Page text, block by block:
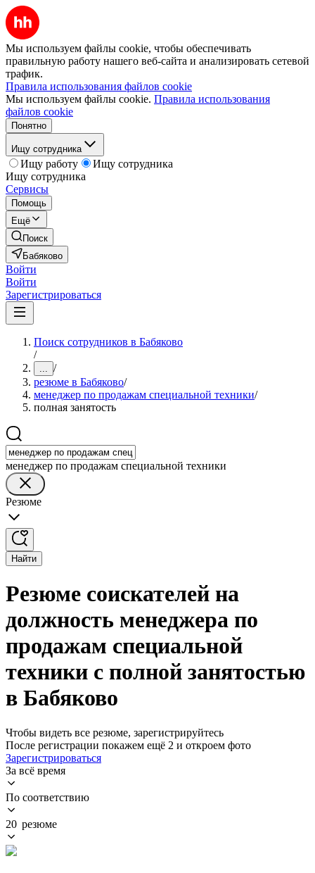
Мы используем файлы cookie, чтобы обеспечивать
правильную работу нашего веб-сайта и анализировать сетевой
трафик.
Правила использования файлов cookie
Мы используем файлы cookie. Правила использования
файлов cookie
Понятно
Ищу сотрудника
Ищу работу
Ищу сотрудника
Ищу сотрудника
Сервисы
Помощь
Ещё
Поиск
Бабяково
Войти
Войти
Зарегистрироваться
Поиск сотрудников в Бабяково
/
... /
резюме в Бабяково/
менеджер по продажам специальной техники/
полная занятость
менеджер по продажам специальной техники
Резюме
Найти
Резюме соискателей на
должность менеджера по
продажам специальной
техники с полной занятостью
в Бабяково
Чтобы видеть все резюме, зарегистрируйтесь
После регистрации покажем ещё 2 и откроем фото
Зарегистрироваться
За всё время
По соответствию
20 резюме